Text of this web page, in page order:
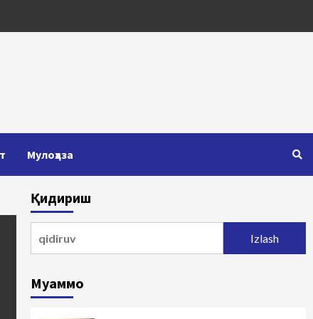
Мулоҳаза
Қидириш
Муаммо